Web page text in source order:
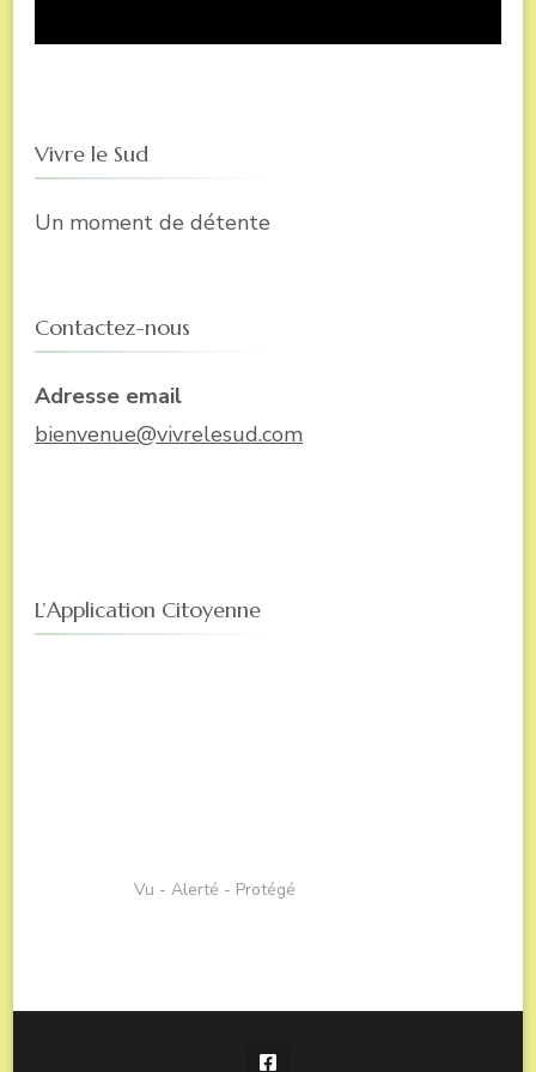
Vivre le Sud
Un moment de détente
Contactez-nous
Adresse email
bienvenue@vivrelesud.com
L’Application Citoyenne
Vu - Alerté - Protégé